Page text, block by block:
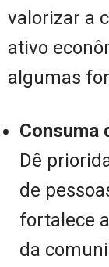
valorizar a
ativo
algumas
Consuma
Dê
de
fortalece
da